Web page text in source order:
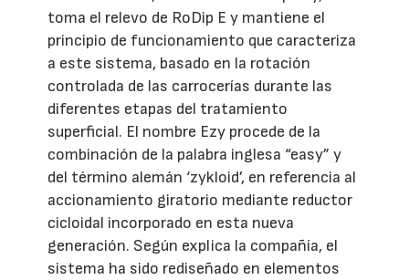
toma el relevo de RoDip E y mantiene el
principio de funcionamiento que caracteriza
a este sistema, basado en la rotación
controlada de las carrocerías durante las
diferentes etapas del tratamiento
superficial. El nombre Ezy procede de la
combinación de la palabra inglesa “easy” y
del término alemán ‘zykloid’, en referencia al
accionamiento giratorio mediante reductor
cicloidal incorporado en esta nueva
generación. Según explica la compañía, el
sistema ha sido rediseñado en elementos